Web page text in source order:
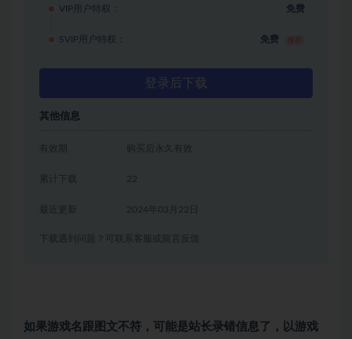
VIP用户特权： 免费
SVIP用户特权： 免费
登录后下载
其他信息
有效期 购买后永久有效
累计下载 22
2024年03月22日
下载遇到问题？可联系客服或留言反馈
如果游戏名跟图文不符，可能是站长录错信息了，以游戏